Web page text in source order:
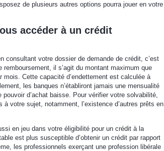
de plusieurs autres options pourra jouer en votre
accéder à un crédit
consultant votre dossier de demande de crédit, c’est
il s’agit du montant maximum que
Cette capacité d’endettement est calculée à
les banques n’établiront jamais une mensualité
d’achat baisse. Pour vérifier votre solvabilité,
à votre sujet, notamment, l’existence d’autres prêts en
en jeu dans votre éligibilité pour un crédit à la
est plus susceptible d’obtenir un crédit par rapport
les professionnels exerçant une profession libérale